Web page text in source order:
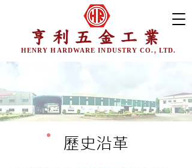
亨利五金工業
HENRY HARDWARE INDUSTRY CO., LTD.
歷史沿革